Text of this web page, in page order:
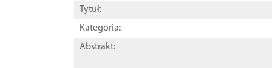
Tytuł:
Kategoria:
Abstrakt: